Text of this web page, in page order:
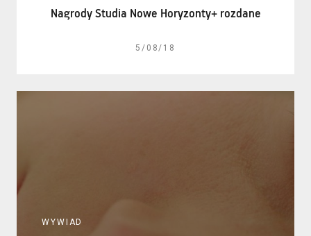
Nagrody Studia Nowe Horyzonty+ rozdane
5/08/18
WYWIAD